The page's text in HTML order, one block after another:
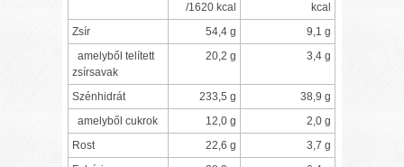
/1620 kcal
kcal
Zsír
54,4 g
9,1 g
amelyből telített
zsírsavak
20,2 g 3,4 g
Szénhidrát 233,5 g
38,9 g
amelyből cukrok
12,0 g
2,0 g
Rost
22,6 g
3,7 g